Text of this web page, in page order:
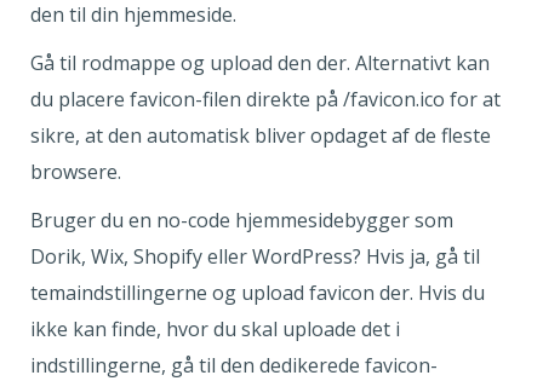
den til din hjemmeside.
Gå til rodmappe og upload den der. Alternativt kan
du placere favicon-filen direkte på /favicon.ico for at
sikre, at den automatisk bliver opdaget af de fleste
browsere.
Bruger du en no-code hjemmesidebygger som
Dorik, Wix, Shopify eller WordPress? Hvis ja, gå til
temaindstillingerne og upload favicon der. Hvis du
ikke kan finde, hvor du skal uploade det i
indstillingerne, gå til den dedikerede favicon-